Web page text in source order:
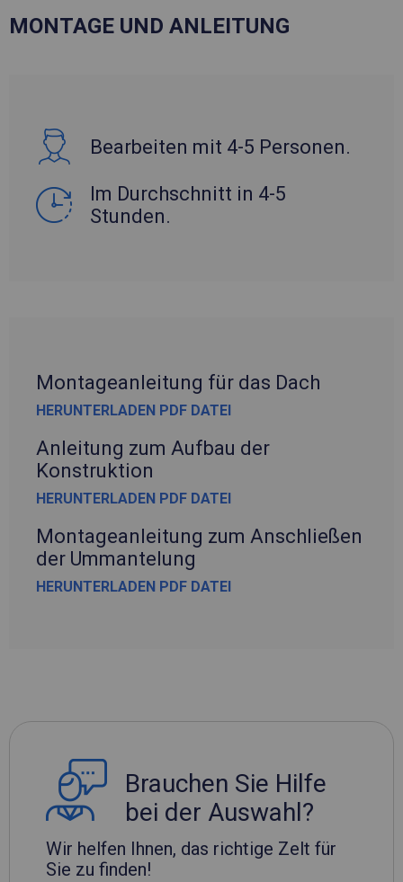
MONTAGE UND ANLEITUNG
Bearbeiten mit 4-5 Personen.
Im Durchschnitt in 4-5
Stunden.
Montageanleitung für das Dach
HERUNTERLADEN PDF DATEI
Anleitung zum Aufbau der
Konstruktion
HERUNTERLADEN PDF DATEI
Montageanleitung zum Anschließen
der Ummantelung
HERUNTERLADEN PDF DATEI
Brauchen Sie Hilfe
bei der Auswahl?
Wir helfen Ihnen, das richtige Zelt für
Sie zu finden!